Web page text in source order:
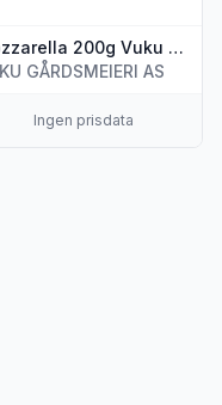
Mozzarella 200g Vuku Gårdsmeieri
GÅRDSMEIERI AS
Ingen prisdata
100g Vuku